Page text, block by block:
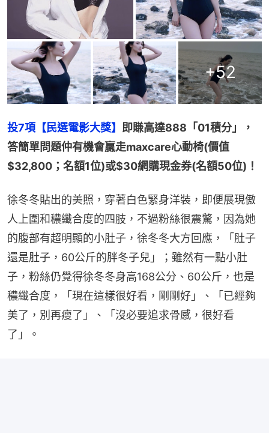
+52
投7項【民選電影大獎】 即賺高達888「01積分」，
答簡單問題仲有機會贏走maxcare心動椅(價值
$32,800；名額1位)或$30網購現金券(名額50位)！
徐冬冬貼出的美照，穿著白色緊身洋裝，即便展現傲
人上圍和穠纖合度的四肢，不過粉絲很震驚，因為她
的腹部有超明顯的小肚子，徐冬冬大方回應，「肚子
還是肚子，60公斤的胖冬子兒」；雖然有一點小肚
子，粉絲仍覺得徐冬冬身高168公分、60公斤，也是
穠纖合度，「現在這樣很好看，剛剛好」、「已經夠
美了，別再瘦了」、「沒必要追求骨感，很好看
了」。